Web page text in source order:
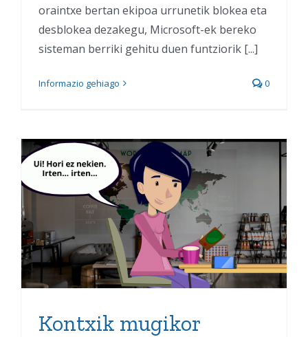
oraintxe bertan ekipoa urrunetik blokea eta
desblokea dezakegu, Microsoft-ek bereko
sisteman berriki gehitu duen funtziorik [...]
Informazio gehiago 0
Kontxik mugikor zaharra
birziklatzen ikasi du
Kontxik mugikor